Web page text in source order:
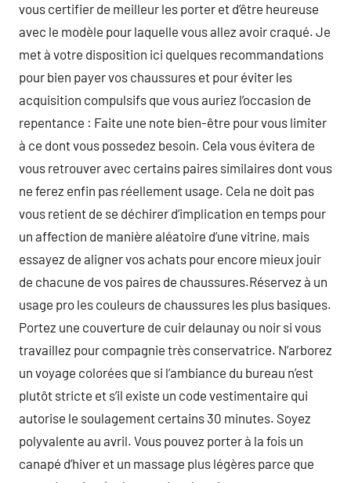
vous certifier de meilleur les porter et d’être heureuse
avec le modèle pour laquelle vous allez avoir craqué. Je
met à votre disposition ici quelques recommandations
pour bien payer vos chaussures et pour éviter les
acquisition compulsifs que vous auriez l’occasion de
repentance : Faite une note bien-être pour vous limiter
à ce dont vous possedez besoin. Cela vous évitera de
vous retrouver avec certains paires similaires dont vous
ne ferez enfin pas réellement usage. Cela ne doit pas
vous retient de se déchirer d’implication en temps pour
un affection de manière aléatoire d’une vitrine, mais
essayez de aligner vos achats pour encore mieux jouir
de chacune de vos paires de chaussures.Réservez à un
usage pro les couleurs de chaussures les plus basiques.
Portez une couverture de cuir delaunay ou noir si vous
travaillez pour compagnie très conservatrice. N’arborez
un voyage colorées que si l’ambiance du bureau n’est
plutôt stricte et s’il existe un code vestimentaire qui
autorise le soulagement certains 30 minutes. Soyez
polyvalente au avril. Vous pouvez porter à la fois un
canapé d’hiver et un massage plus légères parce que